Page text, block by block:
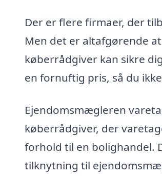
Der er flere firmaer, der
Men det er altafgørende
køberrådgiver kan sikre
en fornuftig pris, så du
Ejendomsmægleren
køberrådgiver, der
forhold til en bolighandel.
tilknytning til